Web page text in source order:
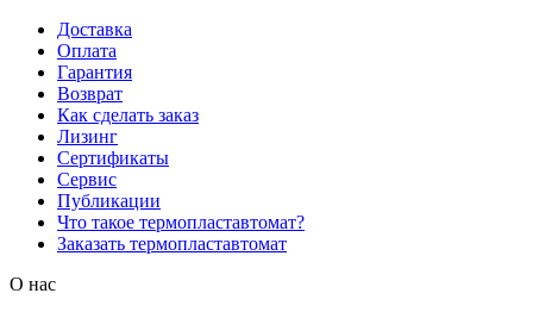
Доставка
Оплата
Гарантия
Возврат
Как сделать заказ
Лизинг
Сертификаты
Сервис
Публикации
Что такое термопластавтомат?
Заказать термопластавтомат
О нас